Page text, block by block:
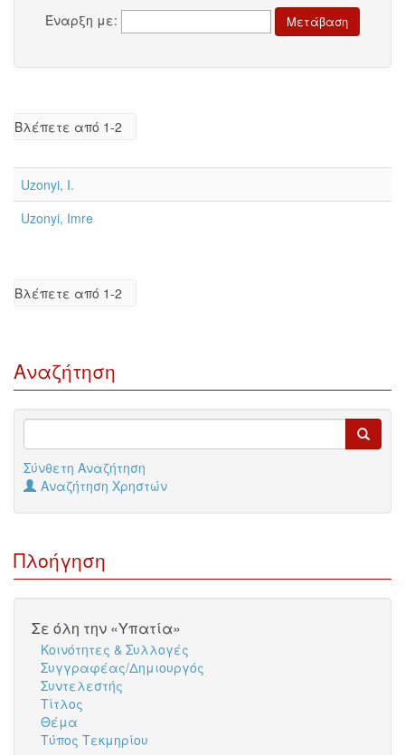
Έναρξη με:
Βλέπετε από 1-2
Uzonyi, I.
Uzonyi, Imre
Βλέπετε από 1-2
Αναζήτηση
Σύνθετη Αναζήτηση
Αναζήτηση Χρηστών
Πλοήγηση
Σε όλη την «Υπατία»
Κοινότητες & Συλλογές
Συγγραφέας/Δημιουργός
Συντελεστής
Τίτλος
Θέμα
Τύπος Τεκμηρίου